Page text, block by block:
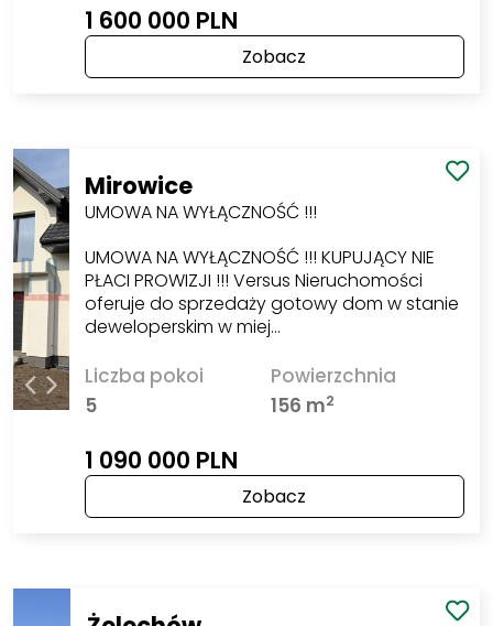
1 600 000 PLN
Zobacz
Mirowice
UMOWA NA WYŁĄCZNOŚĆ !!!
UMOWA NA WYŁĄCZNOŚĆ !!! KUPUJĄCY NIE
PŁACI PROWIZJI !!! Versus Nieruchomości
oferuje do sprzedaży gotowy dom w stanie
deweloperskim w miej…
Liczba pokoi
5
Powierzchnia
156 m2
1 090 000 PLN
Zobacz